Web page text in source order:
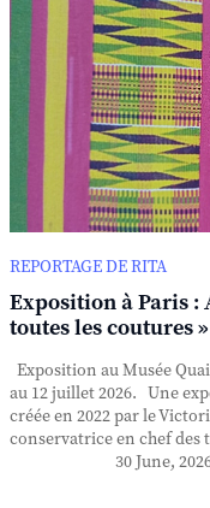
REPORTAGE DE RITA
Exposition à Paris :
toutes les coutures »
Exposition au Musée
au 12 juillet 2026. Une
créée en 2022 par le
conservatrice en chef des
30 June,